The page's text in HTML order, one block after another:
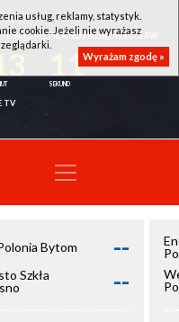
QEMETICA NOTEĆ INOWROCŁAW
11
TV
Bytom --
Szkła
--
usług, reklamy, statystyk.
cookie. Jeżeli nie wyrażasz
Wyrażam zgodę »